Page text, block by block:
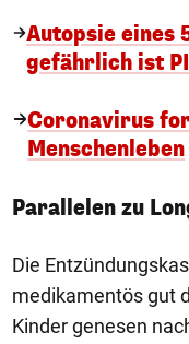
Autopsie eines
gefährlich ist
Coronavirus
Menschenleben
Parallelen zu
Die
medikamentös gut
Kinder genesen